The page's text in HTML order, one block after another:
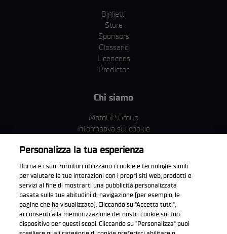
Biglietti
Store
Sponsors
Glossario
Licencees
Predictor
Chi siamo
MotoGP Group
Informativa sui cookie
Corporate & ESG
Condizioni della Privacy
Condizioni di acquisto
Scarica l'app ufficiale WorldSBK
Personalizza la tua esperienza
Dorna e i suoi fornitori utilizzano i cookie e tecnologie simili
per valutare le tue interazioni con i propri siti web, prodotti e
servizi al fine di mostrarti una pubblicità personalizzata
basata sulle tue abitudini di navigazione (per esempio, le
pagine che ha visualizzato). Cliccando su "Accetta tutti",
acconsenti alla memorizzazione dei nostri cookie sul tuo
dispositivo per questi scopi. Cliccando su "Personalizza" puoi